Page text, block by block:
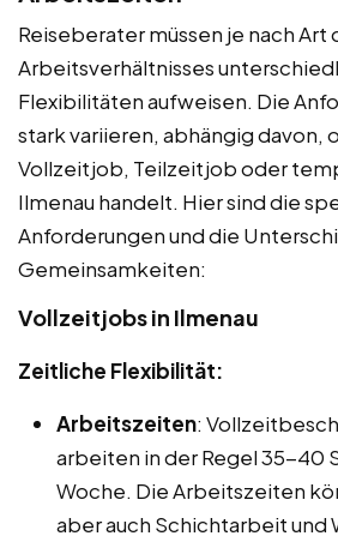
Reiseberater müssen je nach Art
Arbeitsverhältnisses
Flexibilitäten aufweisen. Die
stark variieren, abhängig davon,
Vollzeitjob, Teilzeitjob oder
Ilmenau handelt. Hier sind die
Anforderungen und die
Gemeinsamkeiten:
Vollzeitjobs in Ilmenau
Zeitliche Flexibilität:
Arbeitszeiten:
arbeiten in der Regel 35-40
Woche. Die Arbeitszeiten
aber auch Schichtarbeit